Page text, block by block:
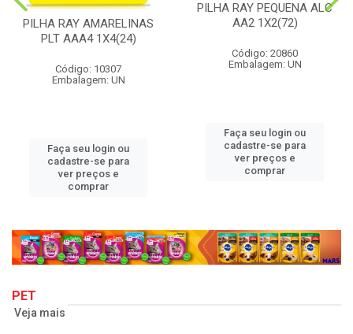
PILHA RAY AMARELINAS
PLT AAA4 1X4(24)
Código: 10307
Embalagem: UN
Faça seu login ou
cadastre-se para
ver preços e
comprar
PILHA RAY PEQUENA ALC
AA2 1X2(72)
Código: 20860
Embalagem: UN
Faça seu login ou
cadastre-se para
ver preços e
comprar
PET
Veja mais